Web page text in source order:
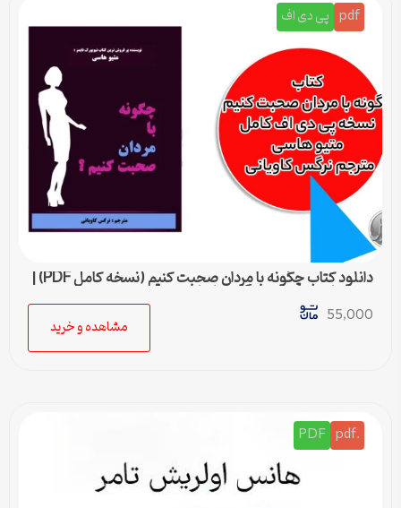
pdf پی دی اف
دانلود کتاب چگونه با مردان صحبت کنیم (نسخه کامل PDF) |
متیو هاسی – مترجم نرگس کاویانی
55,000
مشاهده و خرید
.pdf
PDF